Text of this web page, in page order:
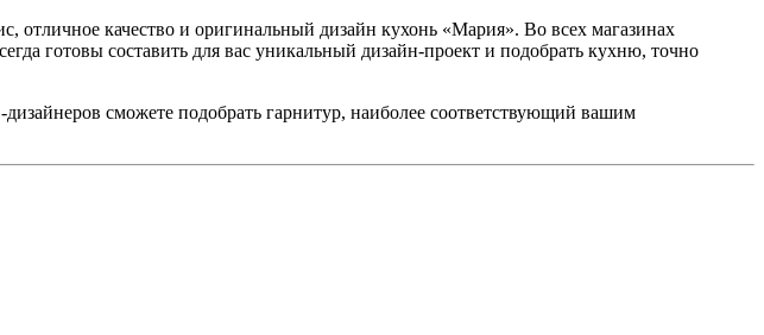
качество и оригинальный дизайн кухонь «Мария». Во всех магазинах
готовы составить для вас уникальный дизайн-проект и подобрать кухню, точно
сможете подобрать гарнитур, наиболее соответствующий вашим